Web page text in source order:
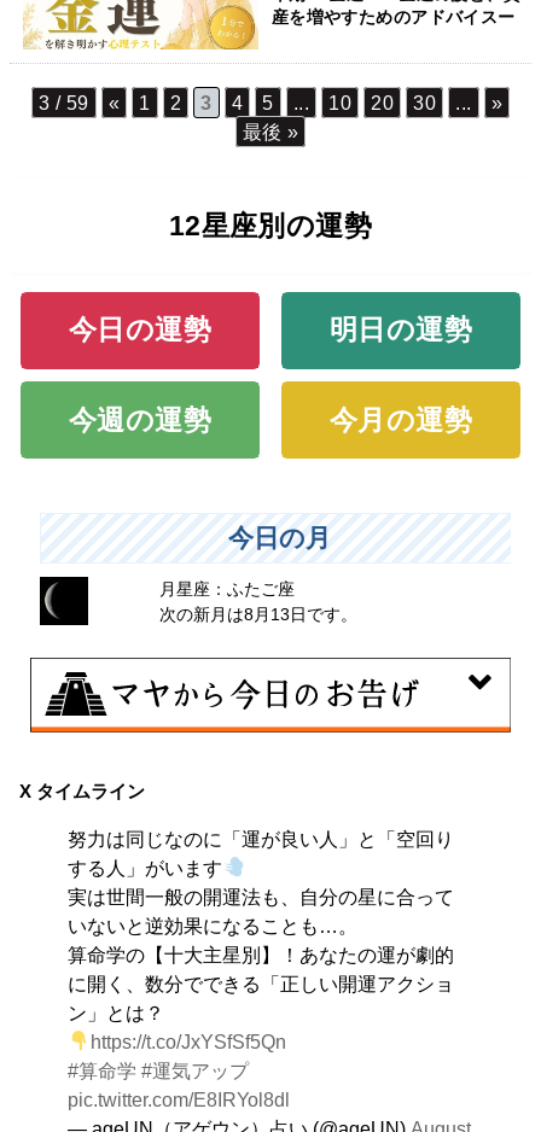
産を増やすためのアドバイスー
3 / 59 « 1 2 3 4 5 ... 10 20 30 ...
»
最後 »
12星座別の運勢
今日の運勢 明日の運勢
今週の運勢 今月の運勢
今日の月
月星座：ふたご座
次の新月は8月13日です。
大きくエネルギーを放出する日。日々の活力をため込ん
X タイムライン
努力は同じなのに「運が良い人」と「空回り
する人」がいます
実は世間一般の開運法も、自分の星に合って
いないと逆効果になることも…。
算命学の【十大主星別】！あなたの運が劇的
に開く、数分でできる「正しい開運アクショ
ン」とは？
https://t.co/JxYSfSf5Qn
#算命学 #運気アップ
pic.twitter.com/E8IRYol8dl